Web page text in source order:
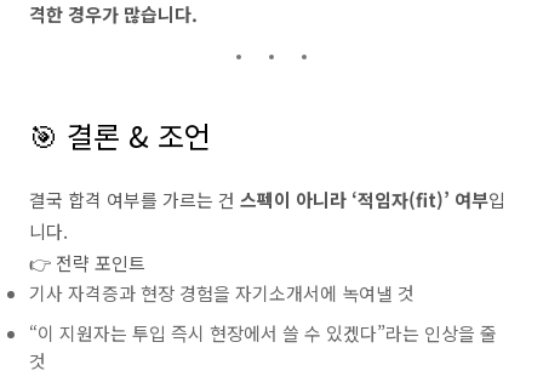
격한 경우가 많습니다.
🎯 결론 & 조언
결국 합격 여부를 가르는 건 스펙이 아니라 ‘적임자(fit)’ 여부입
니다.
👉 전략 포인트
기사 자격증과 현장 경험을 자기소개서에 녹여낼 것
“이 지원자는 투입 즉시 현장에서 쓸 수 있겠다”라는 인상을 줄
것